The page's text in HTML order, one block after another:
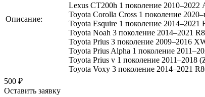
Описание:
Lexus CT200h 1 поколение
Toyota Corolla Cross 1 поколение
Toyota Esquire 1 поколение
Toyota Noah 3 поколение 2014–2021
Toyota Prius 3 поколение 2009–2016
Toyota Prius Alpha 1 поколение
Toyota Prius v 1 поколение 2011–2018
Toyota Voxy 3 поколение 2014–2021
500 ₽
Оставить заявку